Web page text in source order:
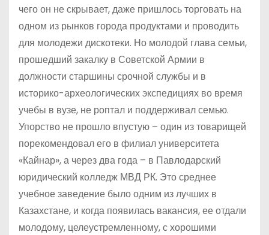
чего он не скрывает, даже пришлось торговать на
одном из рынков города продуктами и проводить
для молодежи дискотеки. Но молодой глава семьи,
прошедший закалку в Советской Армии в
должности старшины срочной службы и в
историко-археологических экспедициях во время
учебы в вузе, не роптал и поддерживал семью.
Упорство не прошло впустую – один из товарищей
порекомендовал его в филиал университета
«Кайнар», а через два года – в Павлодарский
юридический колледж МВД РК. Это среднее
учебное заведение было одним из лучших в
Казахстане, и когда появилась вакансия, ее отдали
молодому, целеустремленному, с хорошими